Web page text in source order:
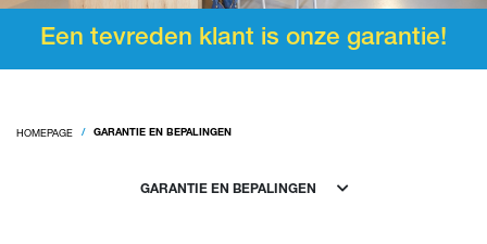
Een tevreden klant is onze garantie!
HOMEPAGE GARANTIE EN BEPALINGEN
GARANTIE EN BEPALINGEN